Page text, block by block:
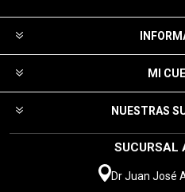
MI
NUESTRAS
SUCURSAL
Dr Juan José